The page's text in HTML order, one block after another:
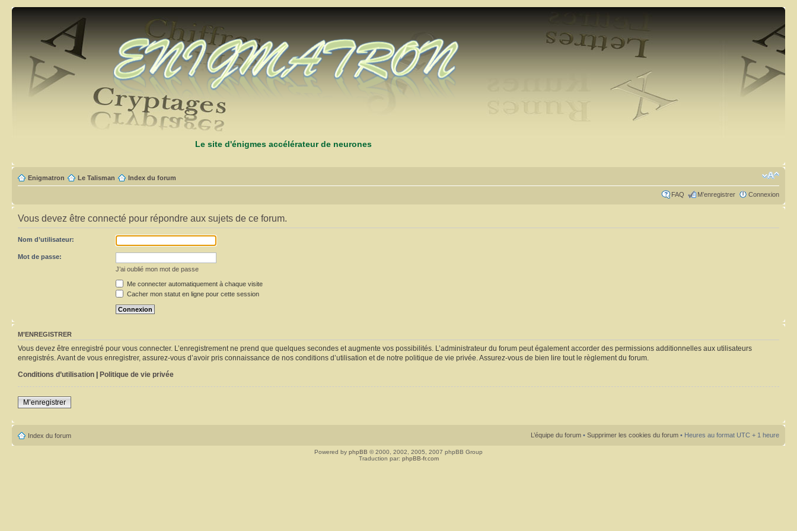
Le site d'énigmes accélérateur de neurones
Enigmatron Le Talisman Index du forum
FAQ M’enregistrer Connexion
Vous devez être connecté pour répondre aux sujets de ce forum.
Nom d’utilisateur:
Mot de passe:
J’ai oublié mon mot de passe
Me connecter automatiquement à chaque visite
Cacher mon statut en ligne pour cette session
M’ENREGISTRER
Vous devez être enregistré pour vous connecter. L’enregistrement ne prend que quelques secondes et augmente vos possibilités. L’administrateur du forum peut également accorder des permissions additionnelles aux utilisateurs
enregistrés. Avant de vous enregistrer, assurez-vous d’avoir pris connaissance de nos conditions d’utilisation et de notre politique de vie privée. Assurez-vous de bien lire tout le règlement du forum.
Conditions d’utilisation | Politique de vie privée
M’enregistrer
Index du forum L’équipe du forum • Supprimer les cookies du forum • Heures au format UTC + 1 heure
Powered by phpBB © 2000, 2002, 2005, 2007 phpBB Group
Traduction par: phpBB-fr.com